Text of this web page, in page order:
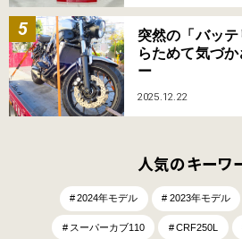
突然の「バッ
らためて気づ
ー
2025.12.22
人気のキーワ
2024年モデル 2023年モデル
スーパーカブ110 CRF250L